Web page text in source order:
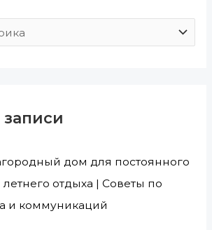
дом для постоянного
отдыха | Советы по
и коммуникаций